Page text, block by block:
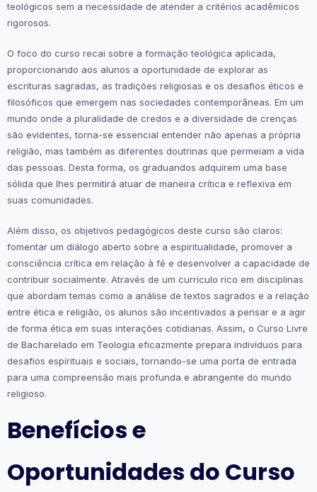
teológicos sem a necessidade de atender a critérios acadêmicos
rigorosos.
O foco do curso recai sobre a formação teológica aplicada,
proporcionando aos alunos a oportunidade de explorar as
escrituras sagradas, as tradições religiosas e os desafios éticos e
filosóficos que emergem nas sociedades contemporâneas. Em um
mundo onde a pluralidade de credos e a diversidade de crenças
são evidentes, torna-se essencial entender não apenas a própria
religião, mas também as diferentes doutrinas que permeiam a vida
das pessoas. Desta forma, os graduandos adquirem uma base
sólida que lhes permitirá atuar de maneira crítica e reflexiva em
suas comunidades.
Além disso, os objetivos pedagógicos deste curso são claros:
fomentar um diálogo aberto sobre a espiritualidade, promover a
consciência crítica em relação à fé e desenvolver a capacidade de
contribuir socialmente. Através de um currículo rico em disciplinas
que abordam temas como a análise de textos sagrados e a relação
entre ética e religião, os alunos são incentivados a pensar e a agir
de forma ética em suas interações cotidianas. Assim, o Curso Livre
de Bacharelado em Teologia eficazmente prepara indivíduos para
desafios espirituais e sociais, tornando-se uma porta de entrada
para uma compreensão mais profunda e abrangente do mundo
religioso.
Benefícios e
Oportunidades do Curso